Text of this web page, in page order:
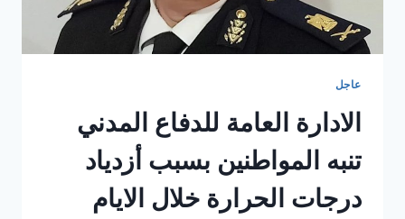
عاجل
الادارة العامة للدفاع المدني
تنبه المواطنين بسبب أزدياد
درجات الحرارة خلال الايام